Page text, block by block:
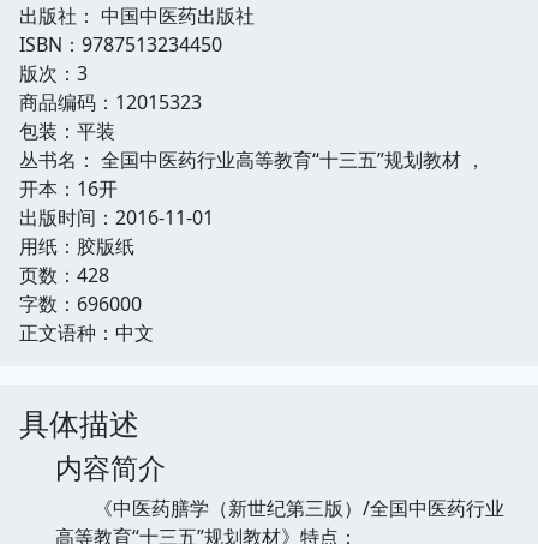
出版社： 中国中医药出版社
ISBN：9787513234450
版次：3
商品编码：12015323
包装：平装
丛书名： 全国中医药行业高等教育“十三五”规划教材 ，
开本：16开
出版时间：2016-11-01
用纸：胶版纸
页数：428
字数：696000
正文语种：中文
具体描述
内容简介
《中医药膳学（新世纪第三版）/全国中医药行业
高等教育“十三五”规划教材》特点：